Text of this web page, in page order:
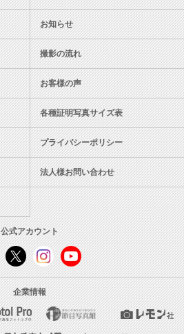
お知らせ
撮影の流れ
お客様の声
各種証明写真サイズ表
プライバシーポリシー
法人様お問い合わせ
公式アカウント
企業情報